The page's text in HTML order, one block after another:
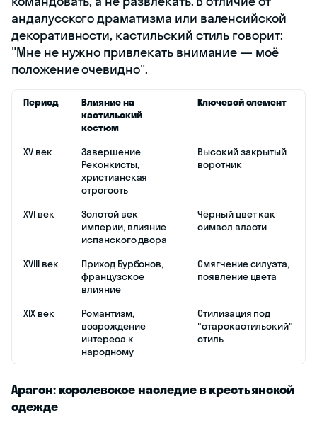
андалусского драматизма или валенсийской
декоративности, кастильский стиль говорит:
"Мне не нужно привлекать внимание — моё
положение очевидно".
Период
Влияние на
кастильский
костюм
Ключевой элемент
XV век
Завершение
Реконкисты,
христианская
строгость
Высокий закрытый
воротник
XVI век
Золотой век
империи, влияние
испанского двора
Чёрный цвет как
символ власти
XVIII век
Приход Бурбонов,
французское
влияние
Смягчение силуэта,
появление цвета
XIX век
Романтизм,
возрождение
интереса к
народному
Стилизация под
"старокастильский"
стиль
Арагон: королевское наследие в крестьянской
одежде